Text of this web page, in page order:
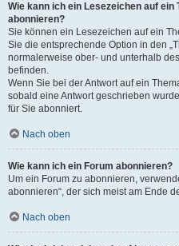
Wie kann ich ein Lesezeichen auf ein
abonnieren?
Sie können ein Lesezeichen auf ein
Sie die entsprechende Option in den
normalerweise ober- und unterhalb
befinden.
Wenn Sie bei der Antwort auf ein
sobald eine Antwort geschrieben
für Sie abonniert.
Nach oben
Wie kann ich ein Forum abonnieren?
Um ein Forum zu abonnieren,
abonnieren“, der sich meist am Ende
Nach oben